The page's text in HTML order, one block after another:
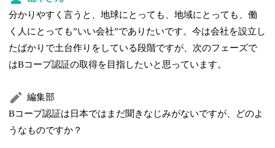
分かりやすく言うと、地球にとっても、地域にとっても、働
く人にとっても”いい会社”でありたいです。今は会社を設立し
たばかりで土台作りをしている段階ですが、次のフェーズで
はBコープ認証の取得を目指したいと思っています。
編集部
Bコープ認証は日本ではまだ聞きなじみがないですが、どのよ
うなものですか？